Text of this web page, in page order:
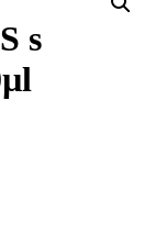
s